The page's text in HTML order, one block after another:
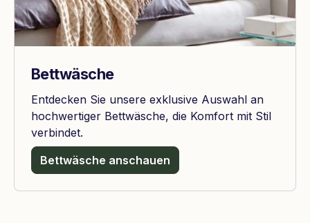
Bettwäsche
Entdecken Sie unsere exklusive Auswahl an
hochwertiger Bettwäsche, die Komfort mit Stil
verbindet.
Bettwäsche anschauen